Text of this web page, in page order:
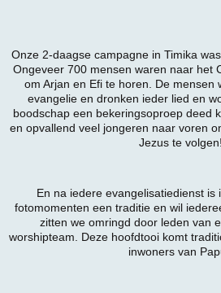
Onze 2-daagse campagne in Timika
Ongeveer 700 mensen waren naar het
om Arjan en Efi te horen. De mensen
evangelie en dronken ieder lied en
boodschap een bekeringsoproep deed
en opvallend veel jongeren naar voren
Jezus te
En na iedere evangelisatiedienst is
fotomomenten een traditie en wil
zitten we omringd door leden van
worshipteam. Deze hoofdtooi komt
inwoners van